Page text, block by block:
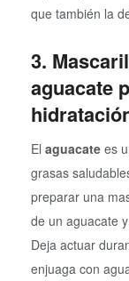
que también la
3.
aguacate
El aguacate es
grasas
preparar una
de un aguacate
Deja actuar
enjuaga con